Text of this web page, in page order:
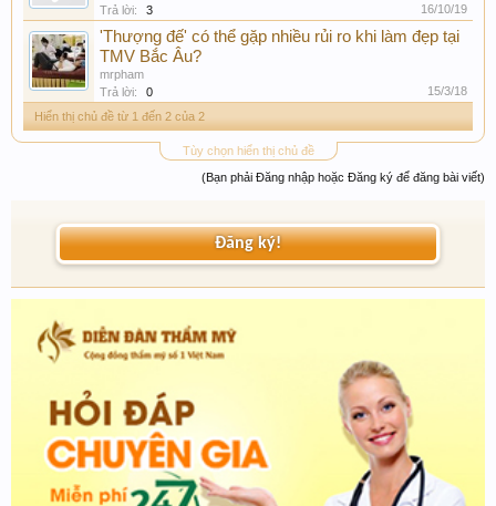
Trả lời:
3 16/10/19
'Thượng đế' có thể gặp nhiều rủi ro khi làm đẹp tại
TMV Bắc Âu?
mrpham
Trả lời:
0
15/3/18
Hiển thị chủ đề từ 1 đến 2 của 2
Tùy chọn hiển thị chủ đề
(Bạn phải Đăng nhập hoặc Đăng ký để đăng bài viết)
Đăng ký!